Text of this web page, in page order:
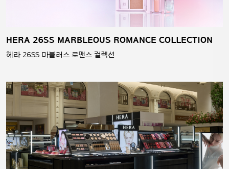
HERA 26SS MARBLEOUS ROMANCE COLLECTION
헤라 26SS 마블러스 로맨스 컬렉션